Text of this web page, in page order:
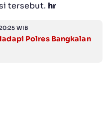
tersebut. hr
WIB
Polres Bangkalan